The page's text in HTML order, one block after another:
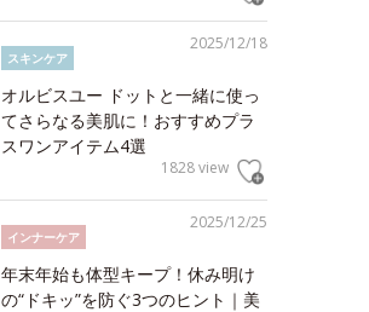
2025/12/18
スキンケア
オルビスユー ドットと一緒に使っ
てさらなる美肌に！おすすめプラ
スワンアイテム4選
1828 view
2025/12/25
インナーケア
年末年始も体型キープ！休み明け
の“ドキッ”を防ぐ3つのヒント｜美